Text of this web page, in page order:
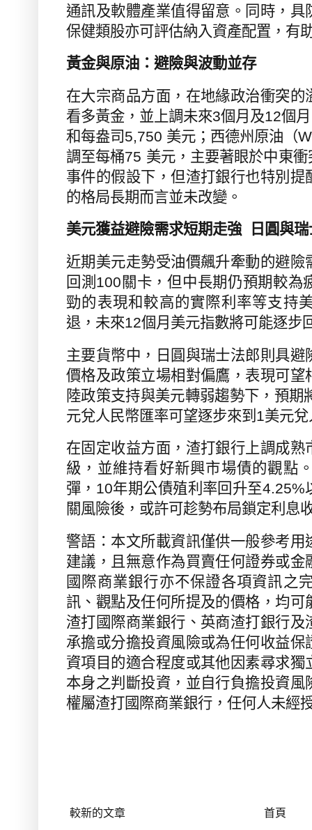
通訊及軟體產業值得留意。同時，
保健類股亦可評估納入資產配置，有
黃金與原油：避險與波動並存
在大宗商品方面，在地緣政治衝突
看多黃金，並上調未來3個月及12個
和每盎司5,750 美元；西德州原油（
調至每桶75 美元，主要著眼於中東
事件的假設下，但渣打銀行也特別
的格局長期而言並未改變。
美元獲益避險需求短期走強
日圓與
近期美元走勢受油價飆升牽動的避險
回測 100 關卡，但中長期仍預期較為
勁的表現和較高的實際利率等支持
退，未來12個月美元指數將可能逐步
主要貨幣中，日圓與瑞士法郎則具
價格及政策立場相對偏鷹，表現可
陸政策支持與美元轉弱趨勢下，預期
元兌人民幣匯率可望逐步來到 1美元
在固定收益方面，渣打銀行上調成
級，並維持看好新興市場債的觀點
彈， 10年期公債殖利率回升至4.25%
關風險後，或許可趁勢布局鎖定利息
警語：本文所載資訊僅供一般參考
建議，且無意作為買賣任何證券或
國際商業銀行亦不保證各項資訊之
訊、觀點及任何所提及的價格，均
渣打國際商業銀行、英商渣打銀行
承擔或分擔投資風險或為任何收益
資項目的適合程度或其他因素尋求
本身之判斷投資，並自行負擔投資
權屬渣打國際商業銀行，任何人未經
較新的文章 首頁